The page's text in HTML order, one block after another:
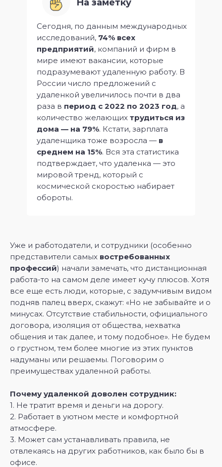
На заметку
Сегодня, по данным международных
исследований, 74% всех
предприятий, компаний и фирм в
мире имеют вакансии, которые
подразумевают удаленную работу. В
России число предложений с
удаленкой увеличилось почти в два
раза в период с 2022 по 2023 год, а
количество желающих трудиться из
дома — на 79%. Кстати, зарплата
удаленщика тоже возросла — в
среднем на 15%. Вся эта статистика
подтверждает, что удаленка — это
мировой тренд, который с
космической скоростью набирает
обороты.
Уже и работодатели, и сотрудники (особенно
представители самых востребованных
профессий) начали замечать, что дистанционная
работа-то на самом деле имеет кучу плюсов. Хотя
все еще есть люди, которые, с задумчивым видом
подняв палец вверх, скажут: «Но не забывайте и о
минусах. Отсутствие стабильности, официального
договора, изоляция от общества, нехватка
общения и так далее, и тому подобное». Не будем
о грустном, тем более многие из этих пунктов
надуманы или решаемы. Поговорим о
преимуществах удаленной работы.
Почему удаленкой доволен сотрудник:
1. Не тратит время и деньги на дорогу.
2. Работает в уютном месте и комфортной
атмосфере.
3. Может сам устанавливать правила, не
отвлекаясь на других работников, как было бы в
офисе.